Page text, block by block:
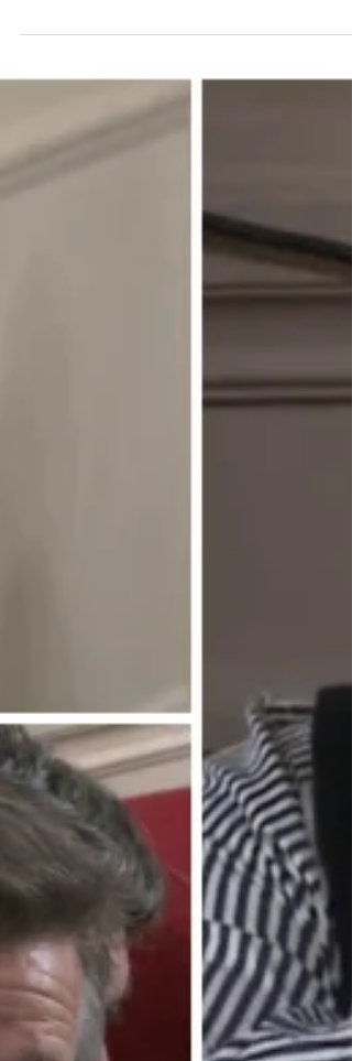
otras bancadas e indicó que “ahora
reclaman los problemas de...